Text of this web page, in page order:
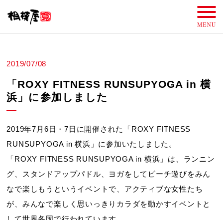
2019/07/08
「ROXY FITNESS RUNSUPYOGA in 横
浜」に参加しました
2019年7月6日・7日に開催された「ROXY FITNESS
RUNSUPYOGA in 横浜」に参加いたしました。
「ROXY FITNESS RUNSUPYOGA in 横浜」は、ランニン
グ、スタンドアップパドル、ヨガをしてビーチ遊びをみん
なで楽しもうというイベントで、アクティブな女性たち
が、みんなで楽しく思いっきりカラダを動かすイベントと